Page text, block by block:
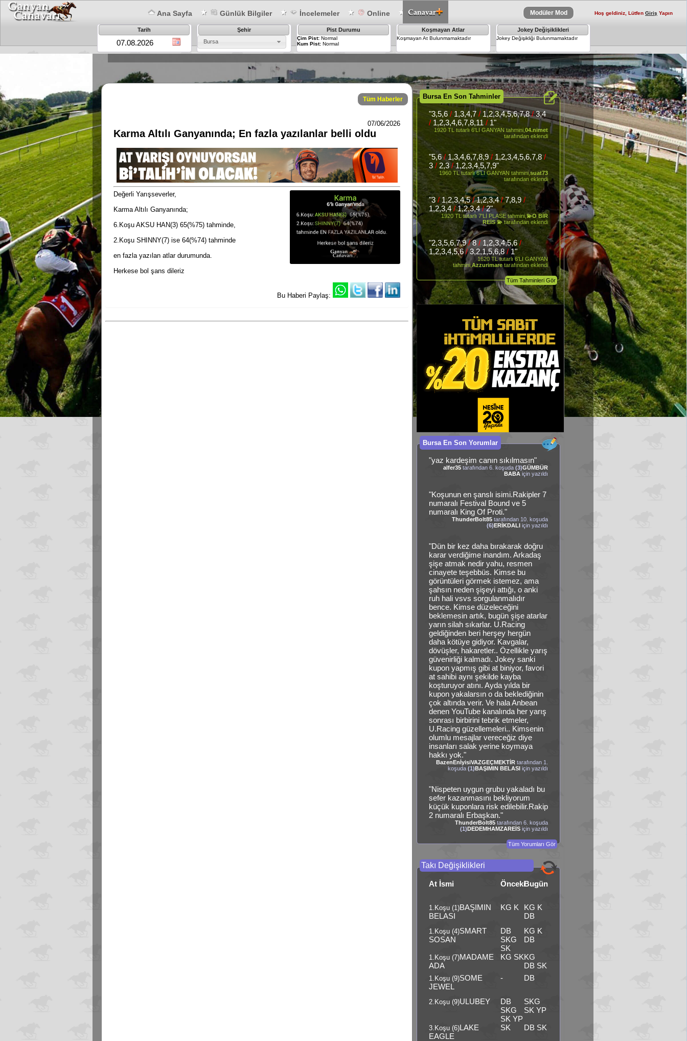
Ana Sayfa Günlük Bilgiler İncelemeler Online Modüler Mod Hoş geldiniz, Lütfen Giriş Yapın
Tarih
Şehir
Bursa
Pist Durumu
Çim Pist:Normal
Kum Pist:Normal
Koşmayan Atlar
Koşmayan At Bulunmamaktadır
Jokey Değişiklikleri
Jokey Değişikliği Bulunmamaktadır
Tüm Haberler
07/06/2026
Karma Altılı Ganyanında; En fazla yazılanlar belli oldu
Değerli Yarışseverler,
Karma Altılı Ganyanında;
6.Koşu AKSU HAN(3) 65(%75) tahminde,
2.Koşu SHINNY(7) ise 64(%74) tahminde
en fazla yazılan atlar durumunda.
Herkese bol şans dileriz
Bu Haberi Paylaş:
Bursa En Son Tahminler
"3,5,6/ 1,3,4,7/1,2,3,4,5,6,7,8/3,4
/ 1,2,3,4,6,7,8,11/ 1"
1920 TL tutarlı 6'LI GANYAN tahmini,04.nimet
tarafından eklendi
"5,6/1,3,4,6,7,8,9/ 1,2,3,4,5,6,7,8/
3/ 2,3/1,2,3,4,5,7,9"
1960 TL tutarlı 6'LI GANYAN tahmini,suat73
tarafından eklendi
"3/1,2,3,4,5/1,2,3,4/7,8,9/
1,2,3,4/1,2,3,4/2"
1920 TL tutarlı 7'Lİ PLASE tahmini,💫O BİR
REİS 💫tarafından eklendi
"2,3,5,6,7,9/8/ 1,2,3,4,5,6/
1,2,3,4,5,6/3,2,1,5,6,8/1"
1620 TL tutarlı 6'LI GANYAN
tahmini,Azzurimare tarafından eklendi
Tüm Tahminleri Gör
Bursa En Son Yorumlar
"yaz kardeşim canın sıkılmasın"
alfer35 tarafından 6. koşuda(3)GÜMBÜR
BABA için yazıldı
"Koşunun en şanslı isimi.Rakipler 7
numaralı Festival Bound ve 5
numaralı King Of Proti."
ThunderBolt85 tarafından 10. koşuda
(6)ERİKDALI için yazıldı
"Dün bir kez daha bırakarak doğru
karar verdiğime inandım. Arkadaş
şişe atmak nedir yahu, resmen
cinayete teşebbüs. Kimse bu
görüntüleri görmek istemez, ama
şahsın neden şişeyi attığı, o anki
ruh hali vsvs sorgulanmalıdır
bence. Kimse düzeleceğini
beklemesin artık, bugün şişe atarlar
yarın silah sıkarlar. U.Racing
geldiğinden beri herşey hergün
daha kötüye gidiyor. Kavgalar,
dövüşler, hakaretler.. Özellikle yarış
güvenirliği kalmadı. Jokey sanki
kupon yapmış gibi at biniyor, favori
at sahibi aynı şekilde kayba
koşturuyor atını. Ayda yılda bir
kupon yakalarsın o da beklediğinin
çok altında verir. Ve hala Anbean
denen YouTube kanalında her yarış
sonrası birbirini tebrik etmeler,
U.Racing güzellemeleri.. Kimsenin
olumlu mesajlar vereceğiz diye
insanları salak yerine koymaya
hakkı yok."
BazenEnİyisiVAZGEÇMEKTİR tarafından 1.
koşuda(1)BAŞIMIN BELASI için yazıldı
"Nispeten uygun grubu yakaladı bu
sefer kazanmasını bekliyorum
küçük kuponlara risk edilebilir.Rakip
2 numaralı Erbaşkan."
ThunderBolt85 tarafından 6. koşuda
(1)DEDEMHAMZAREİS için yazıldı
Tüm Yorumları Gör
Takı Değişiklikleri
At İsmi ÖncekiBugün
1.Koşu (1)BAŞIMIN
BELASI
KG K
KG K
DB
1.Koşu (4)SMART
SOSAN
DB
SKG
SK
KG K
DB
1.Koşu (7)MADAME
ADA
KG SKKG
DB SK
1.Koşu (9)SOME
JEWEL
- DB
2.Koşu (9)ULUBEY
DB
SKG
SK YP
SKG
SK YP
3.Koşu (6)LAKE
EAGLE
SK DB SK
×